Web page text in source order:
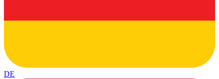
DE